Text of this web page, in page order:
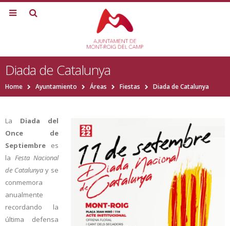
Diada de Catalunya
Home Ayuntamiento Áreas Fiestas Diada de Catalunya
La Diada del
Once de
Septiembre es
la Festa Nacional
de Catalunya y se
conmemora
anualmente
recordando la
última defensa